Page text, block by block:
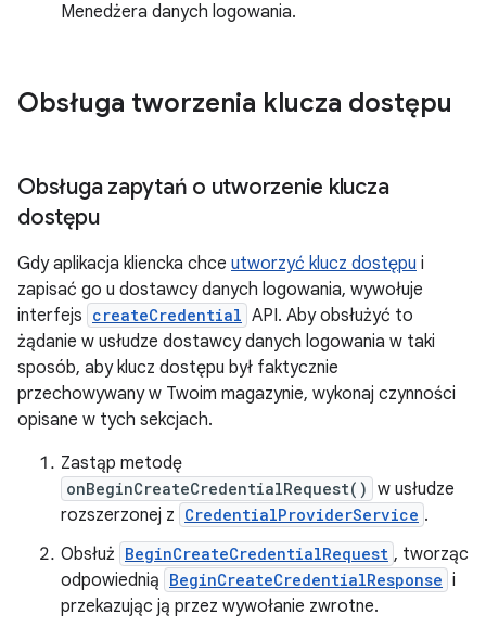
Menedżera danych logowania.
Obsługa tworzenia klucza dostępu
Obsługa zapytań o utworzenie klucza
dostępu
Gdy aplikacja kliencka chce utworzyć klucz dostępu i
zapisać go u dostawcy danych logowania, wywołuje
interfejs createCredential API. Aby obsłużyć to
żądanie w usłudze dostawcy danych logowania w taki
sposób, aby klucz dostępu był faktycznie
przechowywany w Twoim magazynie, wykonaj czynności
opisane w tych sekcjach.
Zastąp metodę
onBeginCreateCredentialRequest() w usłudze
rozszerzonej z CredentialProviderService .
Obsłuż BeginCreateCredentialRequest , tworząc
odpowiednią BeginCreateCredentialResponse i
przekazując ją przez wywołanie zwrotne.